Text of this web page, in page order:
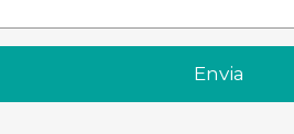
Envia